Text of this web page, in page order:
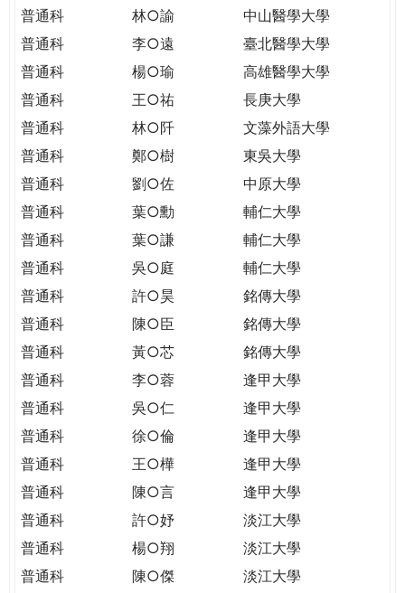
TODAY
THE
WORLD
TOMORROW
PUTTING
YOU
THE
PATH
CITIZENSHIP
普通科
林○諭
中山醫學大學
普通科
李○遠
臺北醫學大學
普通科
楊○瑜
高雄醫學大學
普通科
王○祐
長庚大學
普通科
林○阡
文藻外語大學
普通科
鄭○樹
東吳大學
普通科
劉○佐
中原大學
普通科
葉○勳
輔仁大學
普通科
葉○謙
輔仁大學
普通科
吳○庭
輔仁大學
普通科
許○昊
銘傳大學
普通科
陳○臣
銘傳大學
普通科
黃○芯
銘傳大學
普通科
李○蓉
逢甲大學
普通科
吳○仁
逢甲大學
普通科
徐○倫
逢甲大學
普通科
王○樺
逢甲大學
普通科
陳○言
逢甲大學
普通科
許○妤
淡江大學
普通科
楊○翔
淡江大學
普通科
陳○傑
淡江大學